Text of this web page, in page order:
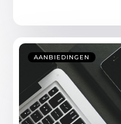
AANBIEDINGEN